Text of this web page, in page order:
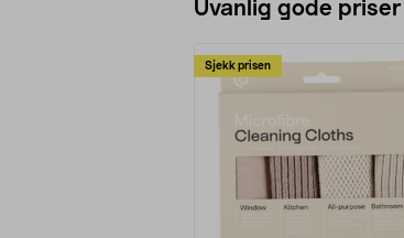
Uvanlig gode
Sjekk prisen